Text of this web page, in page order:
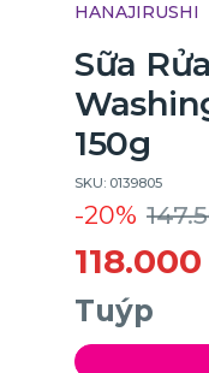
HANAJIRUSHI
Sữa
150g
SKU: 0139805
-20%
Tuýp